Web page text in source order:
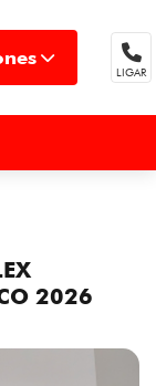
LIGAR
2026